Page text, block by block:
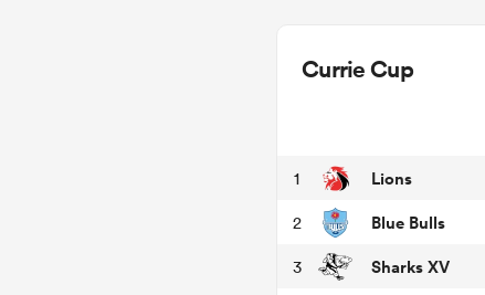
Currie Cup
1 Lions
2 Blue Bulls
3 Sharks XV